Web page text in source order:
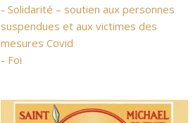
- Solidarité – soutien aux personnes
suspendues et aux victimes des
mesures Covid
- Foi